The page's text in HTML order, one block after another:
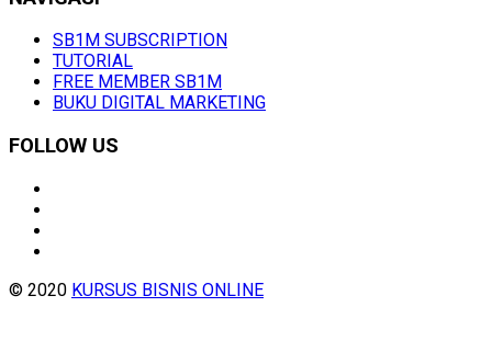
SB1M SUBSCRIPTION
TUTORIAL
FREE MEMBER SB1M
BUKU DIGITAL MARKETING
FOLLOW US
© 2020 KURSUS BISNIS ONLINE